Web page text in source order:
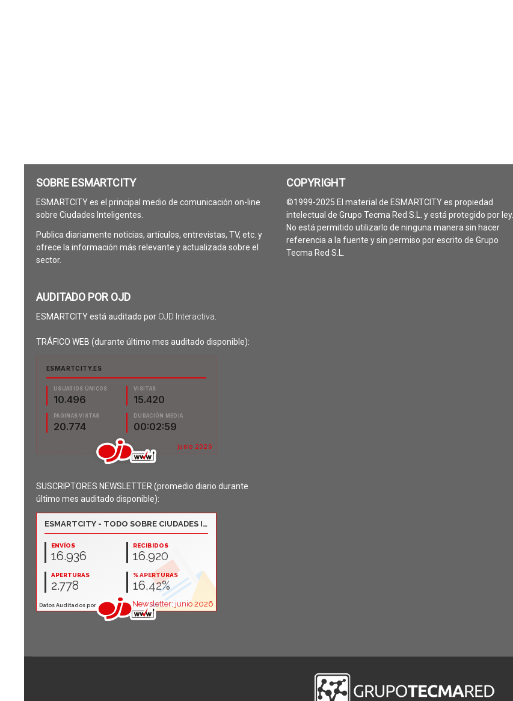
SOBRE ESMARTCITY
ESMARTCITY es el principal medio de comunicación on-line
sobre Ciudades Inteligentes.
Publica diariamente noticias, artículos, entrevistas, TV, etc. y
ofrece la información más relevante y actualizada sobre el
sector.
AUDITADO POR OJD
ESMARTCITY está auditado por OJD Interactiva
TRÁFICO WEB (durante último mes auditado disponible):
SUSCRIPTORES NEWSLETTER (promedio diario durante
último mes auditado disponible):
COPYRIGHT
©1999-2025 El material de ESMARTCITY es propiedad
intelectual de Grupo Tecma Red S.L. y está protegido por ley.
No está permitido utilizarlo de ninguna manera sin hacer
referencia a la fuente y sin permiso por escrito de Grupo
Tecma Red S.L.